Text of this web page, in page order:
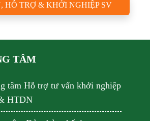
HỖ TRỢ & KHỞI NGHIỆP SV
TÂM
tâm Hỗ trợ tư vấn khởi nghiệp
HTDN